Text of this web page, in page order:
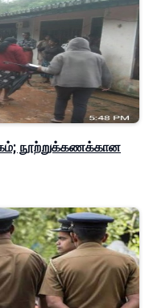
நூற்றுக்கணக்கான